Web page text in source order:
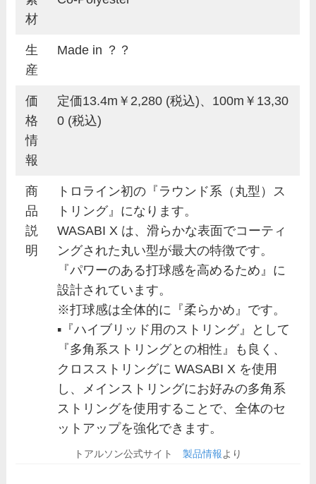
材
生
産
Made in ？？
価
格
情
報
定価13.4m￥2,280 (税込)、100m￥13,30
0 (税込)
商
品
説
明
トロライン初の『ラウンド系（丸型）ス
トリング』になります。
WASABI X は、滑らかな表面でコーティ
ングされた丸い型が最大の特徴です。
『パワーのある打球感を高めるため』に
設計されています。
※打球感は全体的に『柔らかめ』です。
▪️『ハイブリッド用のストリング』として
『多角系ストリングとの相性』も良く、
クロスストリングに WASABI X を使用
し、メインストリングにお好みの多角系
ストリングを使用することで、全体のセ
ットアップを強化できます。
トアルソン公式サイト 製品情報より